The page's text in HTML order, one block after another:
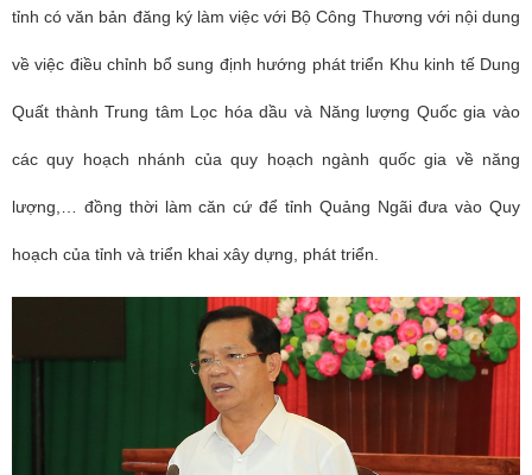
tỉnh có văn bản đăng ký làm việc với Bộ Công Thương với nội dung
về việc điều chỉnh bổ sung định hướng phát triển Khu kinh tế Dung
Quất thành Trung tâm Lọc hóa dầu và Năng lượng Quốc gia vào
các quy hoạch nhánh của quy hoạch ngành quốc gia về năng
lượng,… đồng thời làm căn cứ để tỉnh Quảng Ngãi đưa vào Quy
hoạch của tỉnh và triển khai xây dựng, phát triển.